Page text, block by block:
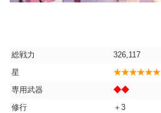
総戦力
326,117
星
★★★★★★
専用武器
◆◆
修行
＋3